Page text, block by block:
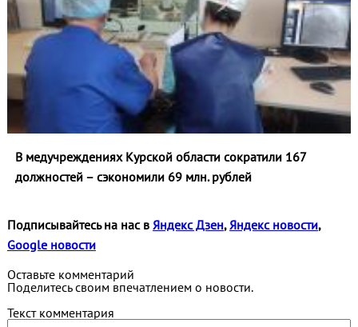
В медучреждениях Курской области сократили 167
должностей – сэкономили 69 млн. рублей
Подписывайтесь на нас в Яндекс Дзен, Яндекс новости,
Google новости
Оставьте комментарий
Поделитесь своим впечатлением о новости.
Текст комментария